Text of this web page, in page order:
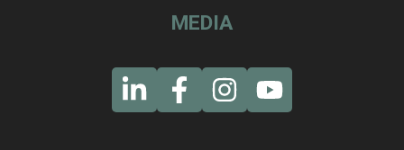
MEDIA